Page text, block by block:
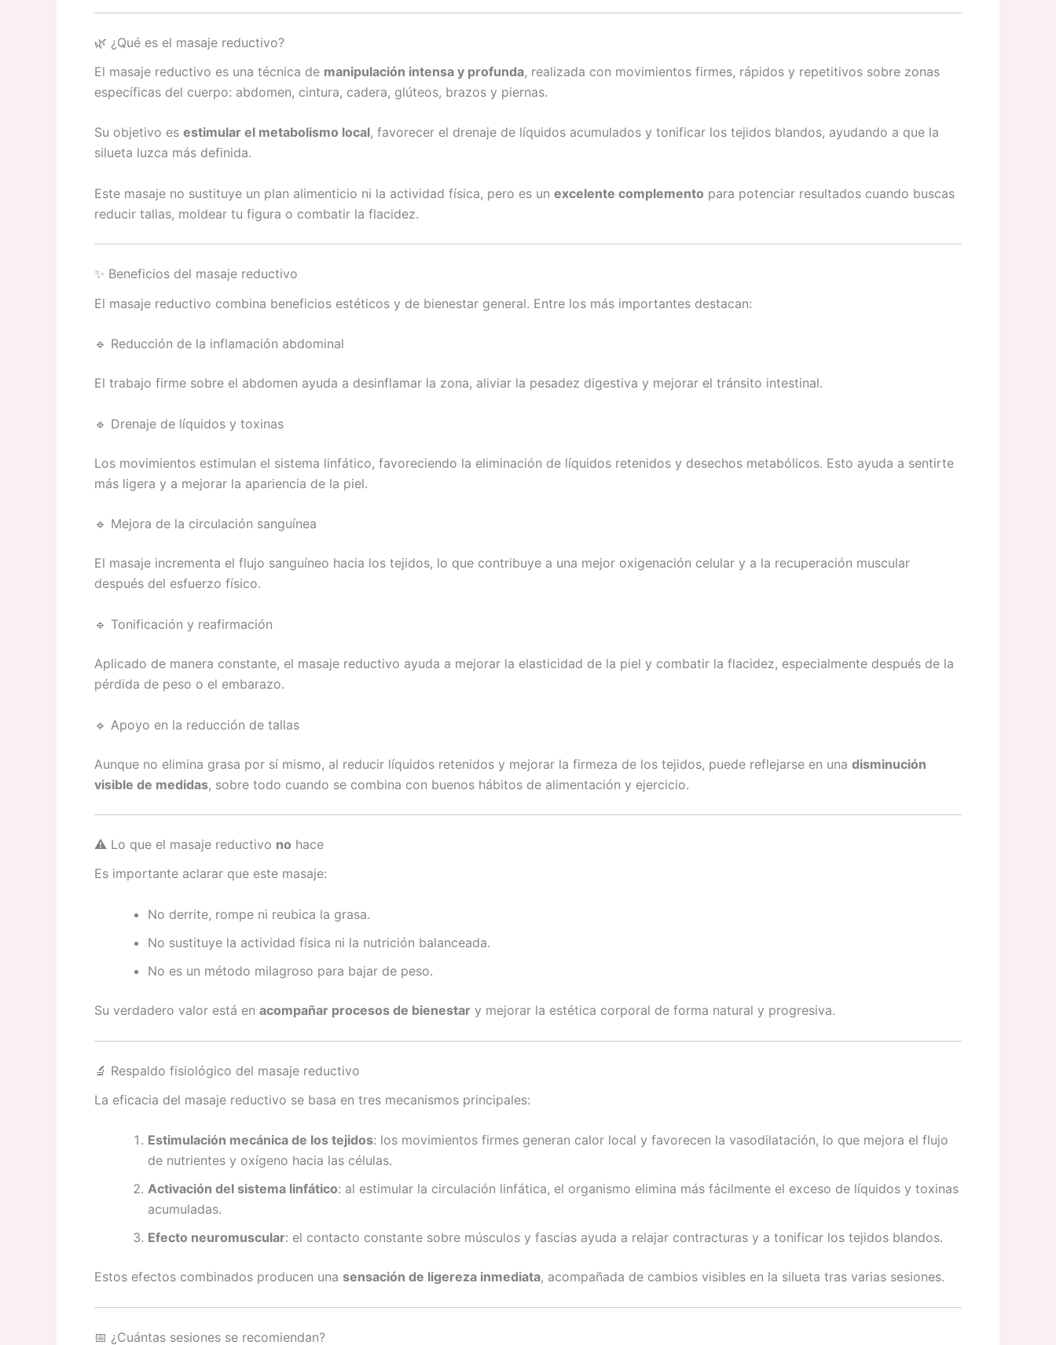
🌿 ¿Qué es el masaje reductivo?
El masaje reductivo es una técnica de manipulación intensa y profunda, realizada con movimientos firmes, rápidos y repetitivos sobre zonas
específicas del cuerpo: abdomen, cintura, cadera, glúteos, brazos y piernas.
Su objetivo es estimular el metabolismo local, favorecer el drenaje de líquidos acumulados y tonificar los tejidos blandos, ayudando a que la
silueta luzca más definida.
Este masaje no sustituye un plan alimenticio ni la actividad física, pero es un excelente complemento para potenciar resultados cuando buscas
reducir tallas, moldear tu figura o combatir la flacidez.
✨ Beneficios del masaje reductivo
El masaje reductivo combina beneficios estéticos y de bienestar general. Entre los más importantes destacan:
🔹 Reducción de la inflamación abdominal
El trabajo firme sobre el abdomen ayuda a desinflamar la zona, aliviar la pesadez digestiva y mejorar el tránsito intestinal.
🔹 Drenaje de líquidos y toxinas
Los movimientos estimulan el sistema linfático, favoreciendo la eliminación de líquidos retenidos y desechos metabólicos. Esto ayuda a sentirte
más ligera y a mejorar la apariencia de la piel.
🔹 Mejora de la circulación sanguínea
El masaje incrementa el flujo sanguíneo hacia los tejidos, lo que contribuye a una mejor oxigenación celular y a la recuperación muscular
después del esfuerzo físico.
🔹 Tonificación y reafirmación
Aplicado de manera constante, el masaje reductivo ayuda a mejorar la elasticidad de la piel y combatir la flacidez, especialmente después de la
pérdida de peso o el embarazo.
🔹 Apoyo en la reducción de tallas
Aunque no elimina grasa por sí mismo, al reducir líquidos retenidos y mejorar la firmeza de los tejidos, puede reflejarse en una disminución
visible de medidas, sobre todo cuando se combina con buenos hábitos de alimentación y ejercicio.
⚠️ Lo que el masaje reductivo no hace
Es importante aclarar que este masaje:
No derrite, rompe ni reubica la grasa.
No sustituye la actividad física ni la nutrición balanceada.
No es un método milagroso para bajar de peso.
Su verdadero valor está en acompañar procesos de bienestar y mejorar la estética corporal de forma natural y progresiva.
🔬 Respaldo fisiológico del masaje reductivo
La eficacia del masaje reductivo se basa en tres mecanismos principales:
Estimulación mecánica de los tejidos: los movimientos firmes generan calor local y favorecen la vasodilatación, lo que mejora el flujo
de nutrientes y oxígeno hacia las células.
Activación del sistema linfático: al estimular la circulación linfática, el organismo elimina más fácilmente el exceso de líquidos y toxinas
acumuladas.
Efecto neuromuscular: el contacto constante sobre músculos y fascias ayuda a relajar contracturas y a tonificar los tejidos blandos.
Estos efectos combinados producen una sensación de ligereza inmediata, acompañada de cambios visibles en la silueta tras varias sesiones.
📅 ¿Cuántas sesiones se recomiendan?